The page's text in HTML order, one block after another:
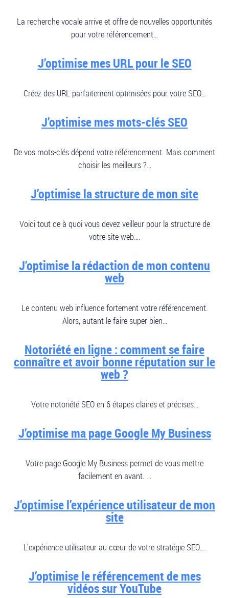
La recherche vocale arrive et offre de nouvelles opportunités
pour votre référencement…
J’optimise mes URL pour le SEO
Créez des URL parfaitement optimisées pour votre SEO…
J’optimise mes mots-clés SEO
De vos mots-clés dépend votre référencement. Mais comment
choisir les meilleurs ?…
J’optimise la structure de mon site
Voici tout ce à quoi vous devez veilleur pour la structure de
votre site web….
J’optimise la rédaction de mon contenu
web
Le contenu web influence fortement votre référencement.
Alors, autant le faire super bien…
Notoriété en ligne : comment se faire
connaître et avoir bonne réputation sur le
web ?
Votre notoriété SEO en 6 étapes claires et précises…
J’optimise ma page Google My Business
Votre page Google My Business permet de vous mettre
facilement en avant. …
J’optimise l’expérience utilisateur de mon
site
L’expérience utilisateur au cœur de votre stratégie SEO….
J’optimise le référencement de mes
vidéos sur YouTube